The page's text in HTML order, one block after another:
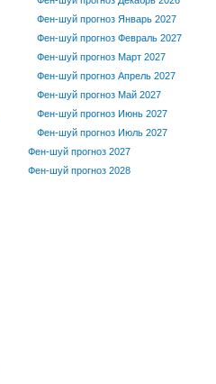
Фен-шуй прогноз Январь 2027
Фен-шуй прогноз Февраль 2027
Фен-шуй прогноз Март 2027
Фен-шуй прогноз Апрель 2027
Фен-шуй прогноз Май 2027
Фен-шуй прогноз Июнь 2027
Фен-шуй прогноз Июль 2027
Фен-шуй прогноз 2027
Фен-шуй прогноз 2028